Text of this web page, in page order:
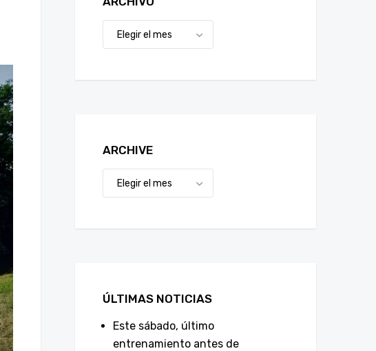
ARCHIVE
ÚLTIMAS NOTICIAS
Este sábado, último
entrenamiento antes de